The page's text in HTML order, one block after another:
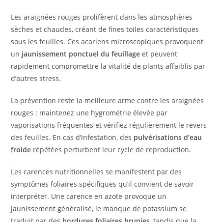
Les araignées rouges prolifèrent dans les atmosphères
sèches et chaudes, créant de fines toiles caractéristiques
sous les feuilles. Ces acariens microscopiques provoquent
un jaunissement ponctuel du feuillage et peuvent
rapidement compromettre la vitalité de plants affaiblis par
d’autres stress.
La prévention reste la meilleure arme contre les araignées
rouges : maintenez une hygrométrie élevée par
vaporisations fréquentes et vérifiez régulièrement le revers
des feuilles. En cas d’infestation, des pulvérisations d’eau
froide répétées perturbent leur cycle de reproduction.
Les carences nutritionnelles se manifestent par des
symptômes foliaires spécifiques qu’il convient de savoir
interpréter. Une carence en azote provoque un
jaunissement généralisé, le manque de potassium se